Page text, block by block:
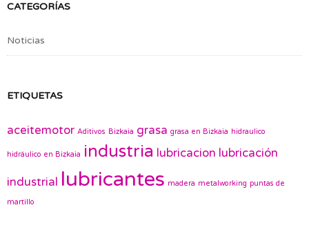
CATEGORÍAS
Noticias
ETIQUETAS
aceitemotor Aditivos Bizkaia grasa grasa en Bizkaia hidraulico
hidráulico en Bizkaia industria lubricacion lubricación
industrial lubricantes madera metalworking puntas de
martillo